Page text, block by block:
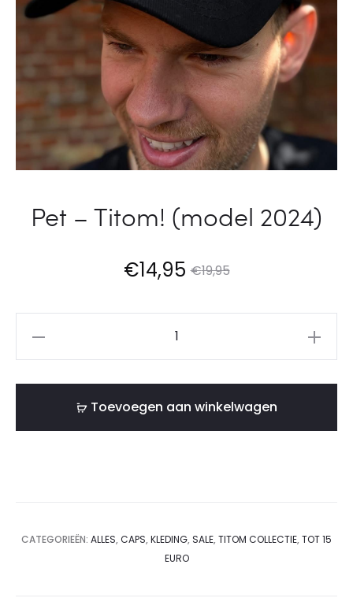
GOEIE
KREET
Pet – Titom! (model 2024)
€19,95
€14,95
Toevoegen aan winkelwagen
CATEGORIEËN: ALLES, CAPS, KLEDING, SALE, TITOM COLLECTIE, TOT 15
EURO